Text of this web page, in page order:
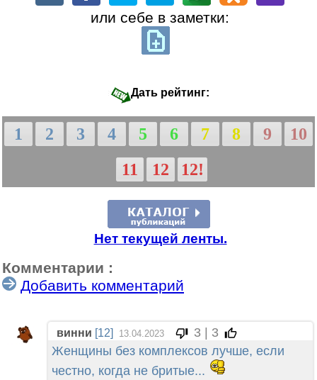
или себе в заметки:
Дать рейтинг:
1 2 3 4 5 6 7 8 9
10
11
12 12!
Нет текущей ленты.
Комментарии :
Добавить комментарий
винни [12] 13.04.2023
3 | 3
Женщины без комплексов лучше, если
честно, когда не бритые...